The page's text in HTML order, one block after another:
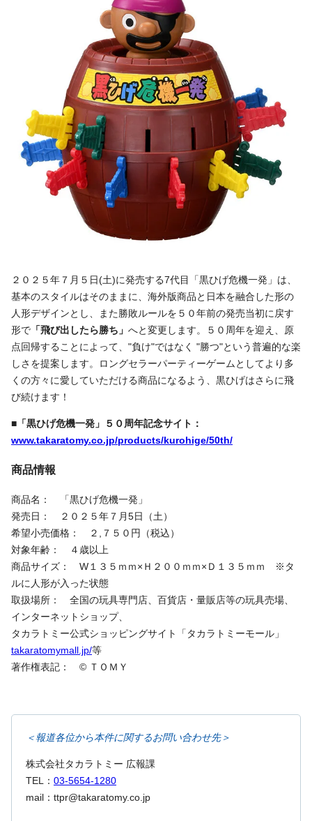
２０２５年７月５日(土)に発売する7代目「黒ひげ危機一発」は、
基本のスタイルはそのままに、海外版商品と日本を融合した形の
人形デザインとし、また勝敗ルールを５０年前の発売当初に戻す
形で 「飛び出したら勝ち」 へと変更します。５０周年を迎え、原
点回帰することによって、 "負け"ではなく "勝つ"という普遍的な楽
しさを提案します。ロングセラーパーティーゲームとしてより多
くの方々に愛していただける商品になるよう、黒ひげはさらに飛
び続けます！
■「黒ひげ危機一発」５０周年記念サイト：
www.takaratomy.co.jp/products/kurohige/50th/
商品情報
商品名： 「黒ひげ危機一発」
発売日： ２０２５年７月5日（土）
希望小売価格： ２,７５０円（税込）
対象年齢： ４歳以上
商品サイズ： W１３５ｍｍ×Ｈ２００ｍｍ×Ｄ１３５ｍｍ ※タ
ルに人形が入った状態
取扱場所： 全国の玩具専門店、百貨店・量販店等の玩具売場、
インターネットショップ、
タカラトミー公式ショッピングサイト「タカラトミーモール」
takaratomymall.jp/等
著作権表記： © ＴＯＭＹ
＜報道各位から本件に関するお問い合わせ先＞
株式会社タカラトミー 広報課
TEL： 03-5654-1280
mail：ttpr@takaratomy.co.jp